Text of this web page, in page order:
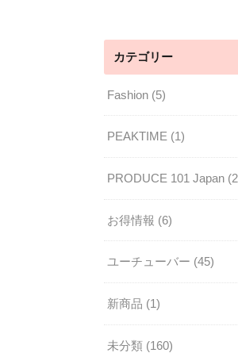
カテゴリー
Fashion (5)
PEAKTIME (1)
PRODUCE 101 Japan
お得情報 (6)
ユーチューバー (45)
新商品 (1)
未分類 (160)